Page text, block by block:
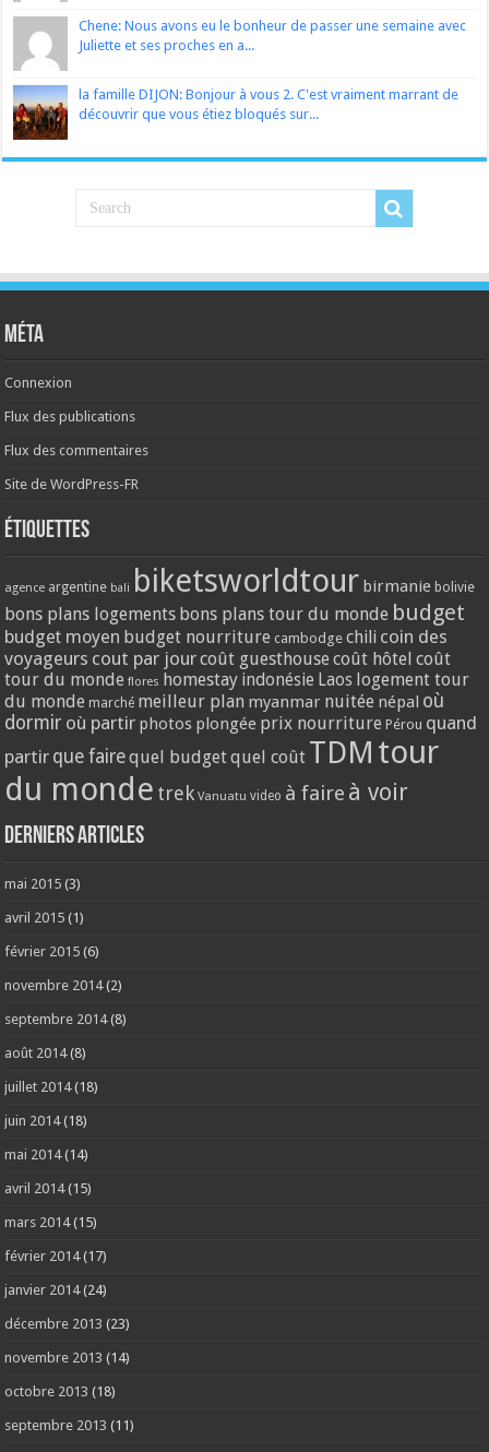
Chene: Nous avons eu le bonheur de passer une semaine avec
Juliette et ses proches en a...
la famille DIJON: Bonjour à vous 2. C'est vraiment marrant de
découvrir que vous étiez bloqués sur...
Méta
Connexion
Flux des publications
Flux des commentaires
Site de WordPress-FR
Étiquettes
agence argentine bali biketsworldtour birmanie bolivie
bons plans logements bons plans tour du monde budget
budget moyen budget nourriture cambodge chili coin des
voyageurs cout par jourcoût guesthouse coût hôtel coût
tour du monde flores homestay indonésie Laos logement tour
du monde marché meilleur plan myanmar nuitée népal où
dormir où partir photos plongée prix nourriture Pérou quand
partir que fairequel budgetquel coût TDM tour
du monde trek Vanuatu video à faire à voir
Derniers articles
mai 2015 (3)
avril 2015 (1)
février 2015 (6)
novembre 2014(2)
septembre 2014(8)
août 2014(8)
juillet 2014(18)
juin 2014(18)
mai 2014(14)
avril 2014(15)
mars 2014(15)
février 2014(17)
janvier 2014(24)
décembre 2013 (23)
novembre 2013 (14)
octobre 2013 (18)
septembre 2013 (11)